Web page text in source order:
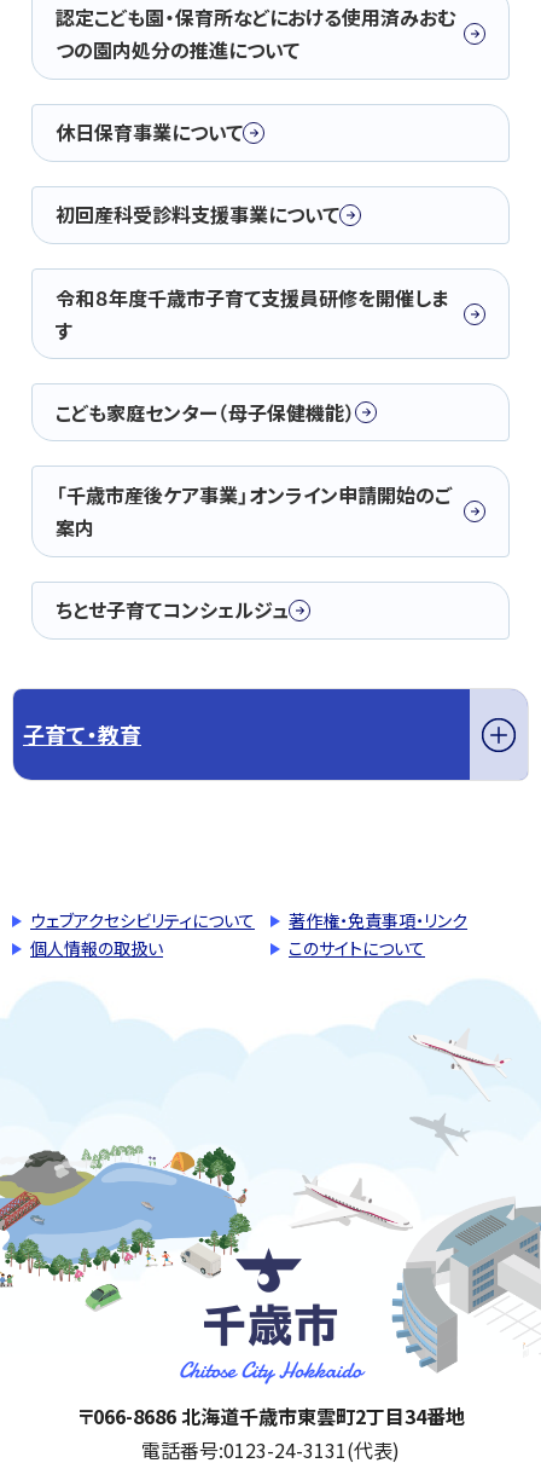
認定こども園・保育所などにおける使用済みおむ
つの園内処分の推進について
休日保育事業について
初回産科受診料支援事業について
令和８年度千歳市子育て支援員研修を開催しま
す
こども家庭センター（母子保健機能）
「千歳市産後ケア事業」オンライン申請開始のご
案内
ちとせ子育てコンシェルジュ
子育て・教育
ウェブアクセシビリティについて
著作権・免責事項・リンク
個人情報の取扱い
このサイトについて
千歳市
住所:
〒066-8686 北海道千歳市東雲町2丁目34番地
電話番号:0123-24-3131(代表)